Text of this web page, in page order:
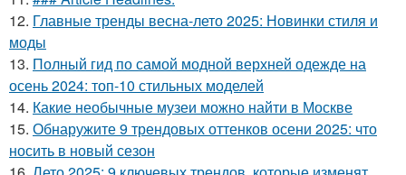
12. Главные тренды весна-лето 2025: Новинки стиля и
моды
13. Полный гид по самой модной верхней одежде на
осень 2024: топ-10 стильных моделей
14. Какие необычные музеи можно найти в Москве
15. Обнаружите 9 трендовых оттенков осени 2025: что
носить в новый сезон